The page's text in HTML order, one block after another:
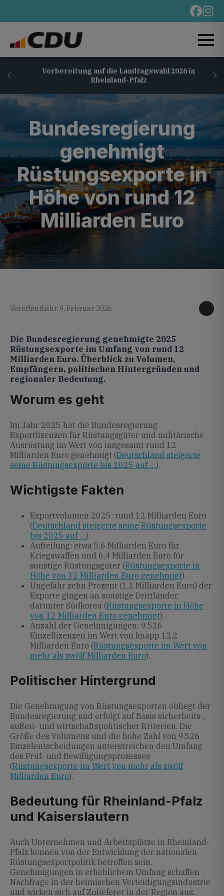
Vorbereitung auf die Landtagswahl 2026 in
Rheinland-Pfalz
Bundesregierung
genehmigt
Rüstungsexporte in
Höhe von rund 12
Milliarden Euro
Veröffentlicht: 9. Februar 2026
Die Bundesregierung genehmigte 2025
Rüstungsexporte im Umfang von rund 12
Milliarden Euro. Überblick zu Volumen,
Empfängern, politischen Hintergründen und
regionaler Bedeutung.
Worum es geht
Im Jahr 2025 hat die Bundesregierung
Exportlizenzen für Rüstungsgüter und militärische
Ausrüstung im Wert von insgesamt rund 12
Milliarden Euro genehmigt (Deutschland steigerte
seine Rüstungsexporte bis 2025 auf …).
Wichtigste Fakten
Exportvolumen 2025: rund 12 Milliarden Euro
(Deutschland steigerte seine Rüstungsexporte
bis 2025 auf …).
Aufteilung: etwa 5,6 Milliarden Euro für
Kriegswaffen und 6,4 Milliarden Euro für
sonstige Rüstungsgüter (Rüstungsexporte in
Höhe von 12 Milliarden Euro genehmigt).
Ungefähr zehn Prozent (1,2 Milliarden Euro) der
Exporte gingen an sonstige Drittländer,
darunter Südkorea (Rüstungsexporte in Höhe
von 12 Milliarden Euro genehmigt).
Anzahl der Genehmigungen: 9.526
Einzellizenzen im Wert von knapp 12,2
Milliarden Euro (Rüstungsexporte im Wert von
mehr als zwölf Milliarden Euro).
Politischer Hintergrund
Die Genehmigung von Rüstungsexporten obliegt der
Bundesregierung und erfolgt auf Basis sicherheits-,
außen- und wirtschaftspolitischer Kriterien. Die
Größe des Volumens und die hohe Zahl von 9.526
Einzelentscheidungen unterstreichen den Umfang
des Prüf- und Bewilligungsprozesses
(Rüstungsexporte im Wert von mehr als zwölf
Milliarden Euro).
Bedeutung für Rheinland-Pfalz
und Kaiserslautern
Auch Unternehmen und Arbeitsplätze in Rheinland-
Pfalz können von der Entwicklung der nationalen
Rüstungsexportpolitik betroffen sein.
Genehmigungen in erheblichem Umfang schaffen
Nachfrage in der heimischen Verteidigungsindustrie
und wirken sich auf Zulieferer in der Region aus.